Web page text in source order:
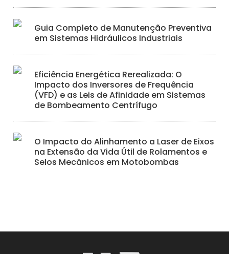
Guia Completo de Manutenção Preventiva
em Sistemas Hidráulicos Industriais
Eficiência Energética Rerealizada: O
Impacto dos Inversores de Frequência
(VFD) e as Leis de Afinidade em Sistemas
de Bombeamento Centrífugo
O Impacto do Alinhamento a Laser de Eixos
na Extensão da Vida Útil de Rolamentos e
Selos Mecânicos em Motobombas